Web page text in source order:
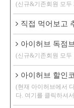
(신규&기존회원 모두
직접 먹어보고
아이허브 독점
(신규&기존회원 모두
아이허브 할인
(현재 아이허브에서
다. 여기를 클릭하셔